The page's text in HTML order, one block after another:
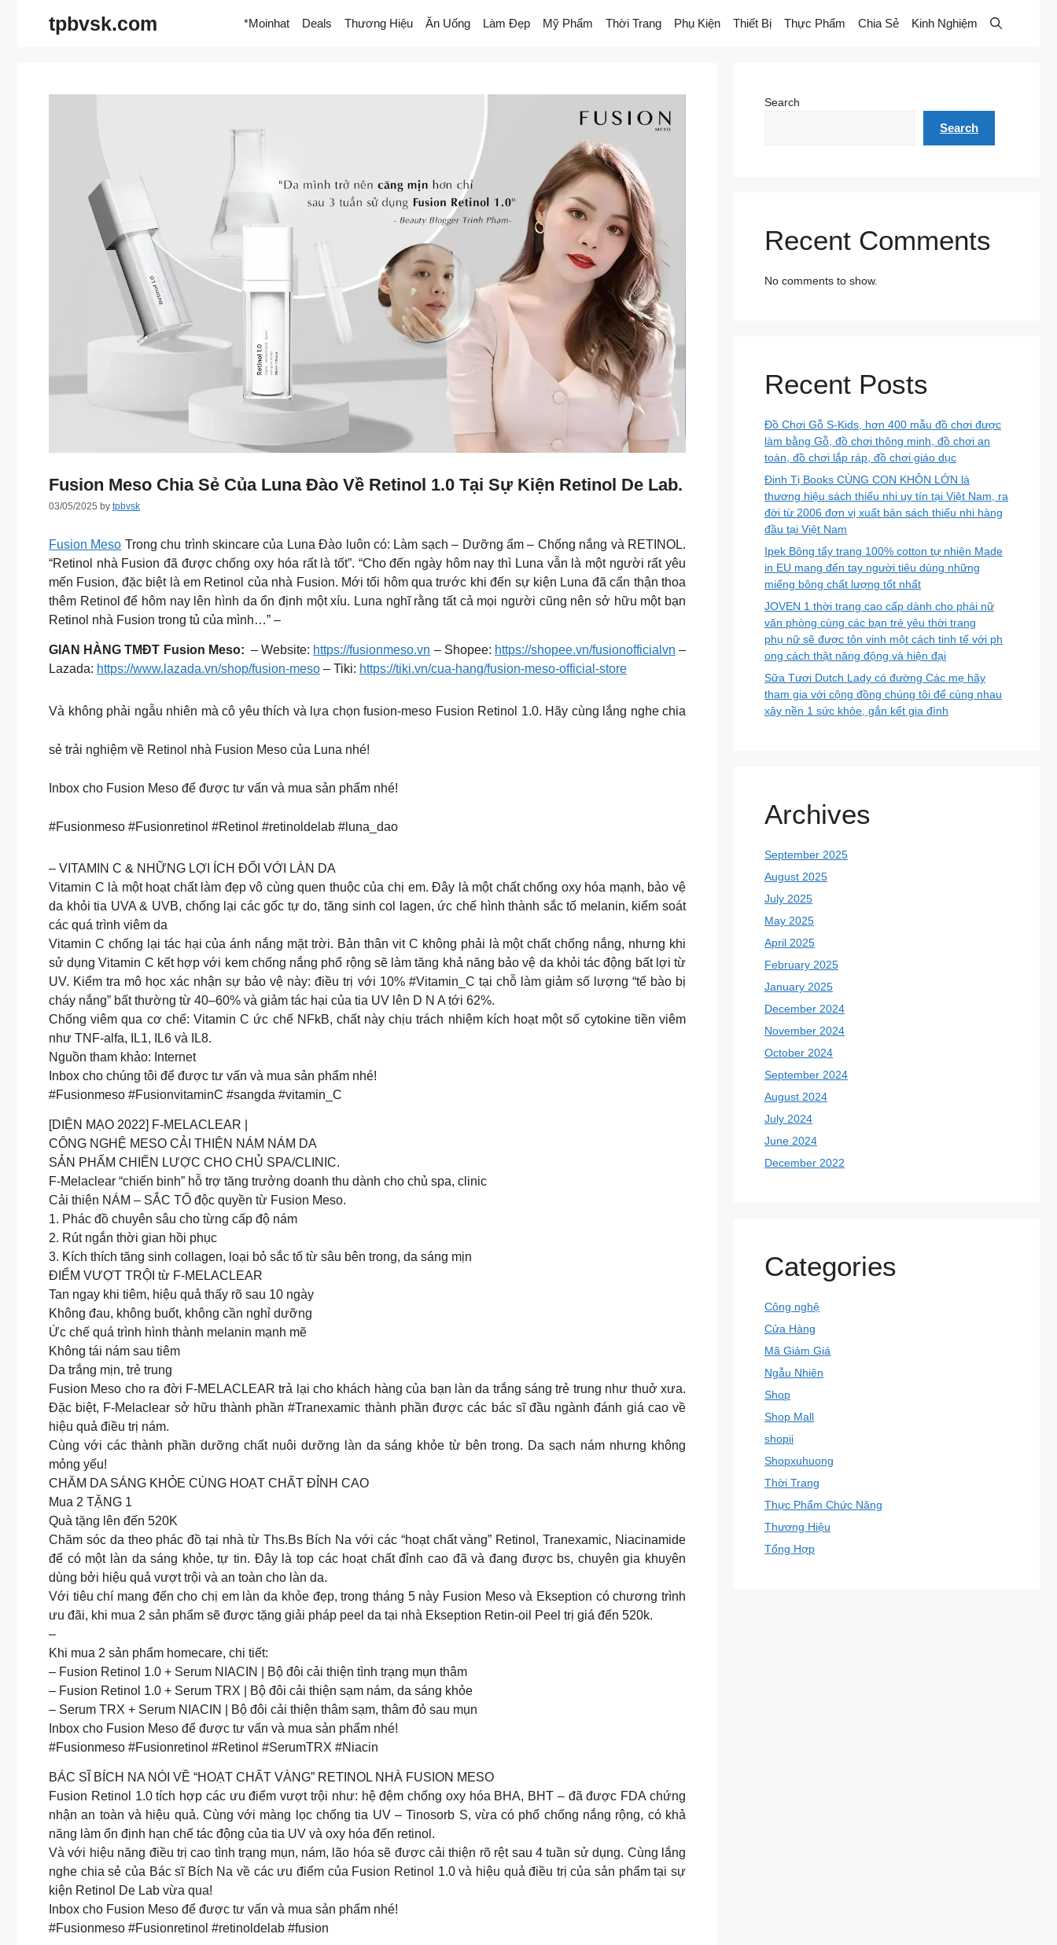
tpbvsk.com *Moinhat Deals Thương Hiệu Ăn Uống Làm Đẹp Mỹ Phẩm Thời Trang Phụ Kiện Thiết Bị Thực Phẩm Chia Sẻ Kinh Nghiệm
Fusion Meso Chia Sẻ Của Luna Đào Về Retinol 1.0 Tại Sự Kiện Retinol De Lab.
03/05/2025 by tpbvsk
Fusion Meso Trong chu trình skincare của Luna Đào luôn có: Làm sạch – Dưỡng ẩm – Chống nắng và RETINOL.
“Retinol nhà Fusion đã được chống oxy hóa rất là tốt”. “Cho đến ngày hôm nay thì Luna vẫn là một người rất yêu
mến Fusion, đặc biệt là em Retinol của nhà Fusion. Mới tối hôm qua trước khi đến sự kiện Luna đã cẩn thận thoa
thêm Retinol để hôm nay lên hình da ổn định một xíu. Luna nghĩ rằng tất cả mọi người cũng nên sở hữu một bạn
Retinol nhà Fusion trong tủ của mình…” –
GIAN HÀNG TMĐT Fusion Meso: – Website: https://fusionmeso.vn – Shopee: https://shopee.vn/fusionofficialvn –
Lazada: https://www.lazada.vn/shop/fusion-meso – Tiki: https://tiki.vn/cua-hang/fusion-meso-official-store
Và không phải ngẫu nhiên mà cô yêu thích và lựa chọn fusion-meso Fusion Retinol 1.0. Hãy cùng lắng nghe chia
sẻ trải nghiệm về Retinol nhà Fusion Meso của Luna nhé!
Inbox cho Fusion Meso để được tư vấn và mua sản phẩm nhé!
#Fusionmeso #Fusionretinol #Retinol #retinoldelab #luna_dao
– VITAMIN C & NHỮNG LỢI ÍCH ĐỐI VỚI LÀN DA
Vitamin C là một hoạt chất làm đẹp vô cùng quen thuộc của chị em. Đây là một chất chống oxy hóa mạnh, bảo vệ
da khỏi tia UVA & UVB, chống lại các gốc tự do, tăng sinh col lagen, ức chế hình thành sắc tố melanin, kiểm soát
các quá trình viêm da
Vitamin C chống lại tác hại của ánh nắng mặt trời. Bản thân vit C không phải là một chất chống nắng, nhưng khi
sử dụng Vitamin C kết hợp với kem chống nắng phổ rộng sẽ làm tăng khả năng bảo vệ da khỏi tác động bất lợi từ
UV. Kiểm tra mô học xác nhận sự bảo vệ này: điều trị với 10% #Vitamin_C tại chỗ làm giảm số lượng “tế bào bị
cháy nắng” bất thường từ 40–60% và giảm tác hại của tia UV lên D N A tới 62%.
Chống viêm qua cơ chế: Vitamin C ức chế NFkB, chất này chịu trách nhiệm kích hoạt một số cytokine tiền viêm
như TNF-alfa, IL1, IL6 và IL8.
Nguồn tham khảo: Internet
Inbox cho chúng tôi để được tư vấn và mua sản phẩm nhé!
#Fusionmeso #FusionvitaminC #sangda #vitamin_C
[DIỆN MẠO 2022] F-MELACLEAR |
CÔNG NGHỆ MESO CẢI THIỆN NÁM NÁM DA
SẢN PHẨM CHIẾN LƯỢC CHO CHỦ SPA/CLINIC.
F-Melaclear “chiến binh” hỗ trợ tăng trưởng doanh thu dành cho chủ spa, clinic
Cải thiện NÁM – SẮC TỐ độc quyền từ Fusion Meso.
1. Phác đồ chuyên sâu cho từng cấp độ nám
2. Rút ngắn thời gian hồi phục
3. Kích thích tăng sinh collagen, loại bỏ sắc tố từ sâu bên trong, da sáng mịn
ĐIỂM VƯỢT TRỘI từ F-MELACLEAR
Tan ngay khi tiêm, hiệu quả thấy rõ sau 10 ngày
Không đau, không buốt, không cần nghỉ dưỡng
Ức chế quá trình hình thành melanin mạnh mẽ
Không tái nám sau tiêm
Da trắng mịn, trẻ trung
Fusion Meso cho ra đời F-MELACLEAR trả lại cho khách hàng của bạn làn da trắng sáng trẻ trung như thuở xưa.
Đặc biệt, F-Melaclear sở hữu thành phần #Tranexamic thành phần được các bác sĩ đầu ngành đánh giá cao về
hiệu quả điều trị nám.
Cùng với các thành phần dưỡng chất nuôi dưỡng làn da sáng khỏe từ bên trong. Da sạch nám nhưng không
mỏng yếu!
CHĂM DA SÁNG KHỎE CÙNG HOẠT CHẤT ĐỈNH CAO
Mua 2 TẶNG 1
Quà tặng lên đến 520K
Chăm sóc da theo phác đồ tại nhà từ Ths.Bs Bích Na với các “hoạt chất vàng” Retinol, Tranexamic, Niacinamide
để có một làn da sáng khỏe, tự tin. Đây là top các hoạt chất đỉnh cao đã và đang được bs, chuyên gia khuyên
dùng bởi hiệu quả vượt trội và an toàn cho làn da.
Với tiêu chí mang đến cho chị em làn da khỏe đẹp, trong tháng 5 này Fusion Meso và Ekseption có chương trình
ưu đãi, khi mua 2 sản phẩm sẽ được tặng giải pháp peel da tại nhà Ekseption Retin-oil Peel trị giá đến 520k.
–
Khi mua 2 sản phẩm homecare, chi tiết:
– Fusion Retinol 1.0 + Serum NIACIN | Bộ đôi cải thiện tình trạng mụn thâm
– Fusion Retinol 1.0 + Serum TRX | Bộ đôi cải thiện sạm nám, da sáng khỏe
– Serum TRX + Serum NIACIN | Bộ đôi cải thiện thâm sạm, thâm đỏ sau mụn
Inbox cho Fusion Meso để được tư vấn và mua sản phẩm nhé!
#Fusionmeso #Fusionretinol #Retinol #SerumTRX #Niacin
BÁC SĨ BÍCH NA NÓI VỀ “HOẠT CHẤT VÀNG” RETINOL NHÀ FUSION MESO
Fusion Retinol 1.0 tích hợp các ưu điểm vượt trội như: hệ đệm chống oxy hóa BHA, BHT – đã được FDA chứng
nhận an toàn và hiệu quả. Cùng với màng lọc chống tia UV – Tinosorb S, vừa có phổ chống nắng rộng, có khả
năng làm ổn định hạn chế tác động của tia UV và oxy hóa đến retinol.
Và với hiệu năng điều trị cao tình trạng mụn, nám, lão hóa sẽ được cải thiện rõ rệt sau 4 tuần sử dụng. Cùng lắng
nghe chia sẻ của Bác sĩ Bích Na về các ưu điểm của Fusion Retinol 1.0 và hiệu quả điều trị của sản phẩm tại sự
kiện Retinol De Lab vừa qua!
Inbox cho Fusion Meso để được tư vấn và mua sản phẩm nhé!
#Fusionmeso #Fusionretinol #retinoldelab #fusion
Search
Search
Recent Comments
No comments to show.
Recent Posts
Đồ Chơi Gỗ S-Kids, hơn 400 mẫu đồ chơi được
làm bằng Gỗ, đồ chơi thông minh, đồ chơi an
toàn, đồ chơi lắp ráp, đồ chơi giáo dục
Đinh Tị Books CÙNG CON KHÔN LỚN là
thương hiệu sách thiếu nhi uy tín tại Việt Nam, ra
đời từ 2006 đơn vị xuất bản sách thiếu nhi hàng
đầu tại Việt Nam
Ipek Bông tẩy trang 100% cotton tự nhiên Made
in EU mang đến tay người tiêu dùng những
miếng bông chất lượng tốt nhất
JOVEN 1 thời trang cao cấp dành cho phái nữ
văn phòng cùng các bạn trẻ yêu thời trang
phụ nữ sẽ được tôn vinh một cách tinh tế với ph
ong cách thật năng động và hiện đại
Sữa Tươi Dutch Lady có đường Các mẹ hãy
tham gia với cộng đồng chúng tôi để cùng nhau
xây nền 1 sức khỏe, gắn kết gia đình
Archives
September 2025
August 2025
July 2025
May 2025
April 2025
February 2025
January 2025
December 2024
November 2024
October 2024
September 2024
August 2024
July 2024
June 2024
December 2022
Categories
Công nghệ
Cửa Hàng
Mã Giảm Giá
Ngẫu Nhiên
Shop
Shop Mall
shopii
Shopxuhuong
Thời Trang
Thực Phẩm Chức Năng
Thương Hiệu
Tổng Hợp